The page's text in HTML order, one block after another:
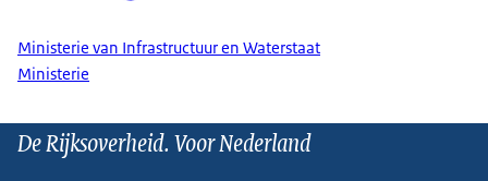
Ministerie van Infrastructuur en Waterstaat
Ministerie
De Rijksoverheid. Voor Nederland